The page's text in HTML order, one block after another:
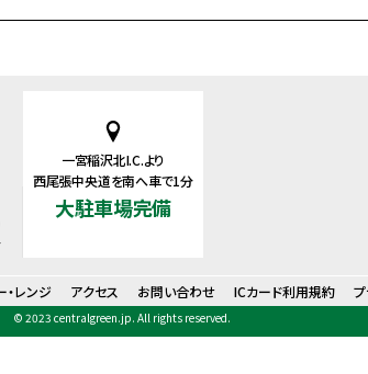
一宮稲沢北I.C.より
西尾張中央道を南へ車で1分
大駐車場完備
・レンジ アクセス お問い合わせ ICカード利用規約
© 2023 centralgreen.jp. All rights reserved.